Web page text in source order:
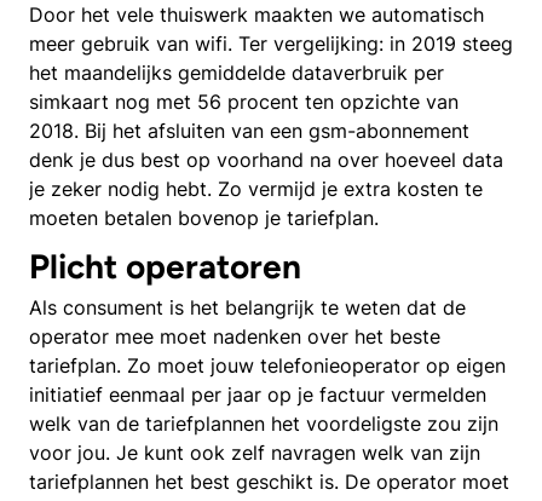
Door het vele thuiswerk maakten we automatisch
meer gebruik van wifi. Ter vergelijking: in 2019 steeg
het maandelijks gemiddelde dataverbruik per
simkaart nog met 56 procent ten opzichte van
2018. Bij het afsluiten van een gsm-abonnement
denk je dus best op voorhand na over hoeveel data
je zeker nodig hebt. Zo vermijd je extra kosten te
moeten betalen bovenop je tariefplan.
Plicht operatoren
Als consument is het belangrijk te weten dat de
operator mee moet nadenken over het beste
tariefplan. Zo moet jouw telefonieoperator op eigen
initiatief eenmaal per jaar op je factuur vermelden
welk van de tariefplannen het voordeligste zou zijn
voor jou. Je kunt ook zelf navragen welk van zijn
tariefplannen het best geschikt is. De operator moet